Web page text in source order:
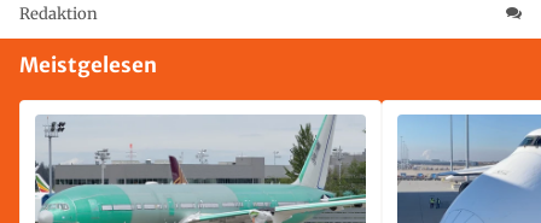
Redaktion
Meistgelesen